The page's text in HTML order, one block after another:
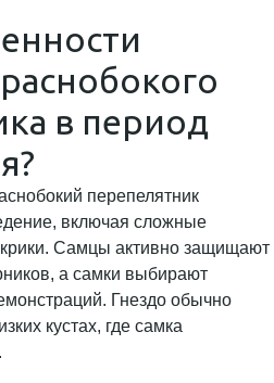
в период
перепелятник
включая сложные
Самцы активно защищают
а самки выбирают
Гнездо обычно
кустах, где самка